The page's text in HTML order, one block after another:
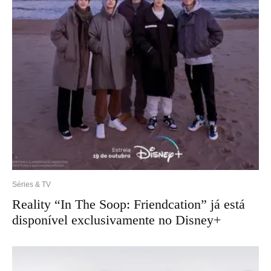
Séries & TV
Reality “In The Soop: Friendcation” já está
disponível exclusivamente no Disney+